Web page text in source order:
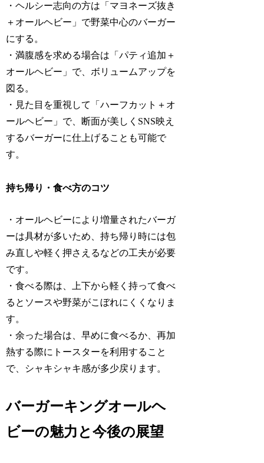
・ヘルシー志向の方は「マヨネーズ抜き
＋オールヘビー」で野菜中心のバーガー
にする。
・満腹感を求める場合は「パティ追加＋
オールヘビー」で、ボリュームアップを
図る。
・見た目を重視して「ハーフカット＋オ
ールヘビー」で、断面が美しくSNS映え
するバーガーに仕上げることも可能で
す。
持ち帰り・食べ方のコツ
・オールヘビーにより増量されたバーガ
ーは具材が多いため、持ち帰り時には包
み直しや軽く押さえるなどの工夫が必要
です。
・食べる際は、上下から軽く持って食べ
るとソースや野菜がこぼれにくくなりま
す。
・余った場合は、早めに食べるか、再加
熱する際にトースターを利用すること
で、シャキシャキ感が多少戻ります。
バーガーキングオールヘ
ビーの魅力と今後の展望